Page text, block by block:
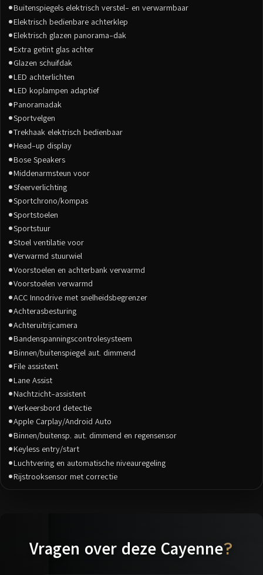
Buitenspiegels elektrisch verstel- en verwarmbaar
Elektrisch bedienbare achterklep
Elektrisch glazen panorama-dak
Extra getint glas achter
Glazen schuifdak
LED achterlichten
LED koplampen adaptief
Panoramadak
Sportvelgen
Trekhaak elektrisch bedienbaar
Head-up display
Bose Speakers
Middenarmsteun voor
Sfeerverlichting
Sportchrono/kompas
Sportstoelen
Sportstuur
Stoel ventilatie voor
Verwarmd stuurwiel
Voorstoelen en achterbank verwarmd
Voorstoelen verwarmd
ACC Innodrive met snelheidsbegrenzer
Achterasbesturing
Achteruitrijcamera
Bandenspanningscontrolesysteem
Binnen/buitenspiegel aut. dimmend
File assistent
Lane Assist
Nachtzicht-assistent
Verkeersbord detectie
Apple Carplay/Android Auto
Binnen/buitensp. aut. dimmend en regensensor
Keyless entry/start
Luchtvering en automatische niveauregeling
Rijstrooksensor met correctie
Vragen over deze Cayenne?